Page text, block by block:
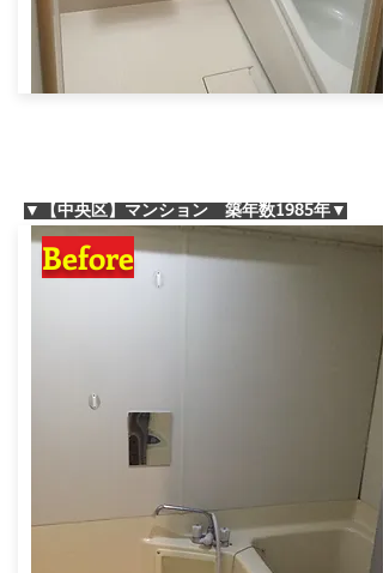
▼【中央区】マンション 築年数1985年▼
Before